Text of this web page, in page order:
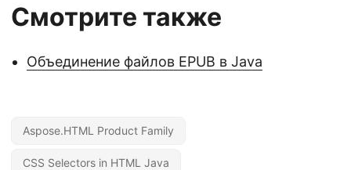
Смотрите также
Объединение файлов EPUB в Java
Aspose.HTML Product Family
CSS Selectors in HTML Java